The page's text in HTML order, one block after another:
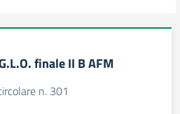
finale II B AFM
n. 301